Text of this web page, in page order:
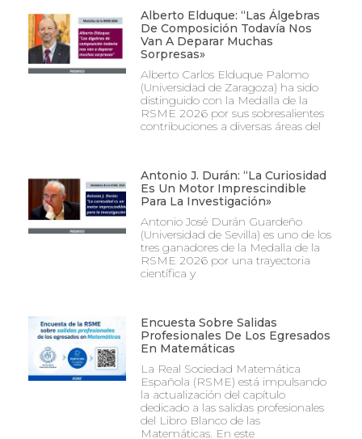
Alberto Elduque: “Las Álgebras
De Composición Todavía Nos
Van A Deparar Muchas
Sorpresas»
Alberto Carlos Elduque Palomo
(Universidad de Zaragoza) ha sido
distinguido con la Medalla de la
RSME 2026 por sus sobresalientes
contribuciones a diversas áreas del
Antonio J. Durán: “La Curiosidad
Es Un Motor Imprescindible
Para La Investigación»
Antonio José Durán Guardeño
(Universidad de Sevilla) es uno de los
tres ganadores de la Medalla de la
RSME 2026 por una trayectoria
científica y
Encuesta Sobre Salidas
Profesionales De Los Egresados
En Matemáticas
La Real Sociedad Matemática
Española (RSME) está impulsando
la actualización del capítulo
dedicado a las salidas profesionales
del Libro Blanco de las
Matemáticas. En este